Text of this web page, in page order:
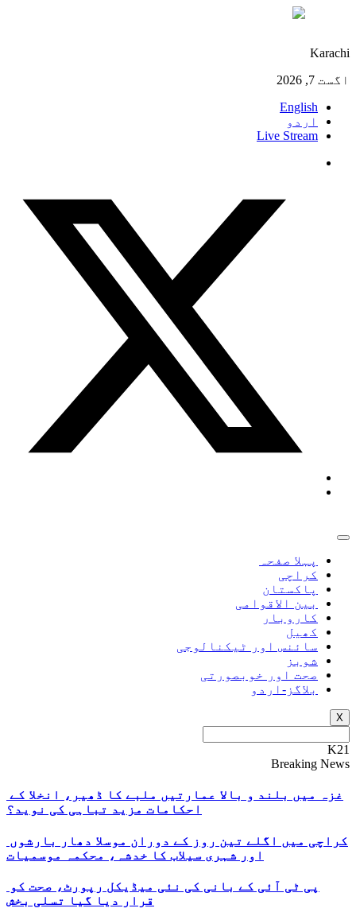
Karachi
اگست 7, 2026
English
اردو
Live Stream
پہلا صفحہ
کراچی
پاکستان
بین الاقوامی
کاروبار
کھیل
سائنس اور ٹیکنالوجی
شوبز
صحت اور خوبصورتی
بلاگز-اردو
X
K21
Breaking News
غزہ میں بلند و بالا عمارتیں ملبے کا ڈھیر، انخلا کے
احکامات مزید تباہی کی نوید؟
کراچی میں اگلے تین روز کے دوران موسلا دھار بارشوں
اور شہری سیلاب کا خدشہ، محکمہ موسمیات
پی ٹی آئی کے بانی کی نئی میڈیکل رپورٹ، صحت کو
قرار دیا گیا تسلی بخش